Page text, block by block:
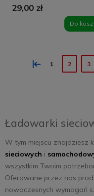
czarna
29,00 zł
Do
« 1 2 3
Ładowarki
W tym miejscu znajdziesz
sieciowych i
wszystkim Twoim
Oferowane przez nas
nowoczesnych wymagań